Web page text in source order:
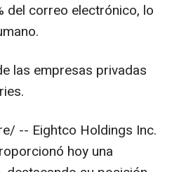
del correo electrónico, lo
las empresas privadas
-- Eightco Holdings Inc.
hoy una